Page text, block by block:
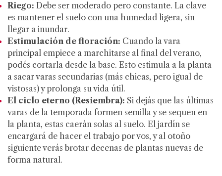
Riego: Debe ser moderado pero constante. La clave
es mantener el suelo con una humedad ligera, sin
llegar a inundar.
Estimulación de floración: Cuando la vara
principal empiece a marchitarse al final del verano,
podés cortarla desde la base. Esto estimula a la planta
a sacar varas secundarias (más chicas, pero igual de
vistosas) y prolonga su vida útil.
El ciclo eterno (Resiembra): Si dejás que las últimas
varas de la temporada formen semilla y se sequen en
la planta, estas caerán solas al suelo. El jardín se
encargará de hacer el trabajo por vos, y al otoño
siguiente verás brotar decenas de plantas nuevas de
forma natural.